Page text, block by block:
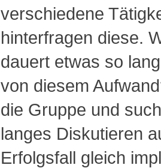
verschiedene
hinterfragen diese.
dauert etwas so
von diesem
die Gruppe und
langes Diskutieren
Erfolgsfall gleich